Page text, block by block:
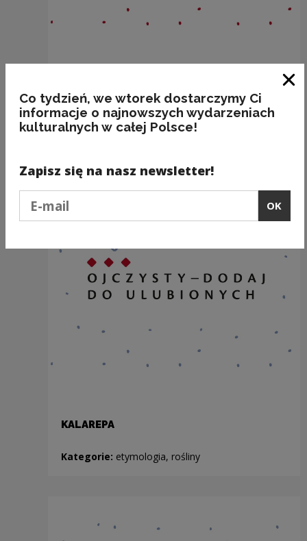
Kategorie:etymologia, rośliny
KALAREPA
Kategorie: etymologia, rośliny
Co tydzień, we wtorek dostarczymy Ci
informacje o najnowszych wydarzeniach
kulturalnych w całej Polsce!
Zapisz się na nasz newsletter!
OK